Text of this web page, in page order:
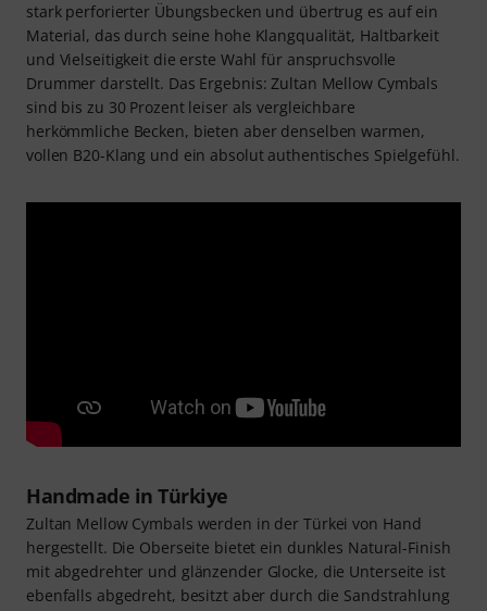
stark perforierter Übungsbecken und übertrug es auf ein
Material, das durch seine hohe Klangqualität, Haltbarkeit
und Vielseitigkeit die erste Wahl für anspruchsvolle
Drummer darstellt. Das Ergebnis: Zultan Mellow Cymbals
sind bis zu 30 Prozent leiser als vergleichbare
herkömmliche Becken, bieten aber denselben warmen,
vollen B20-Klang und ein absolut authentisches Spielgefühl.
Handmade in Türkiye
Zultan Mellow Cymbals werden in der Türkei von Hand
hergestellt. Die Oberseite bietet ein dunkles Natural-Finish
mit abgedrehter und glänzender Glocke, die Unterseite ist
ebenfalls abgedreht, besitzt aber durch die Sandstrahlung